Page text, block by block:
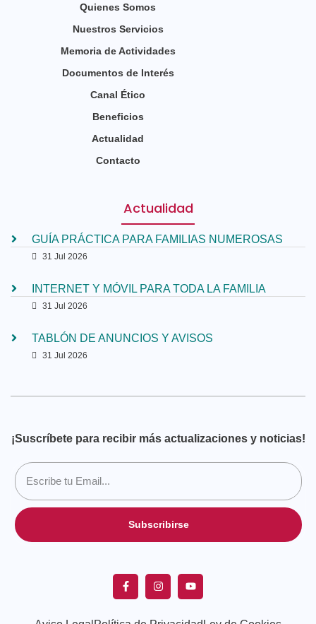
Quienes Somos
Nuestros Servicios
Memoria de Actividades
Documentos de Interés
Canal Ético
Beneficios
Actualidad
Contacto
Actualidad
GUÍA PRÁCTICA PARA FAMILIAS NUMEROSAS
31 Jul 2026
INTERNET Y MÓVIL PARA TODA LA FAMILIA
31 Jul 2026
TABLÓN DE ANUNCIOS Y AVISOS
31 Jul 2026
¡Suscríbete para recibir más actualizaciones y noticias!
Subscribirse